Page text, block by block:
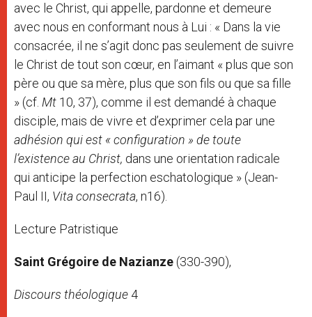
avec le Christ, qui appelle, pardonne et demeure
avec nous en conformant nous à Lui : « Dans la vie
consacrée, il ne s’agit donc pas seulement de suivre
le Christ de tout son cœur, en l’aimant « plus que son
père ou que sa mère, plus que son fils ou que sa fille
» (cf. Mt 10, 37), comme il est demandé à chaque
disciple, mais de vivre et d’exprimer cela par une
adhésion qui est « configuration » de toute
l’existence au Christ, dans une orientation radicale
qui anticipe la perfection eschatologique » (Jean-
Paul II, Vita consecrata, n16).
Lecture Patristique
Saint Grégoire de Nazianze (330-390),
Discours théologique 4